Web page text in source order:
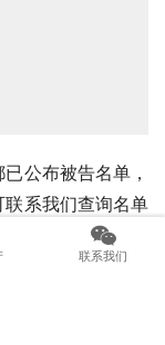
公布被告名单，
系我们查询名单
我们组团或者制
联系我们